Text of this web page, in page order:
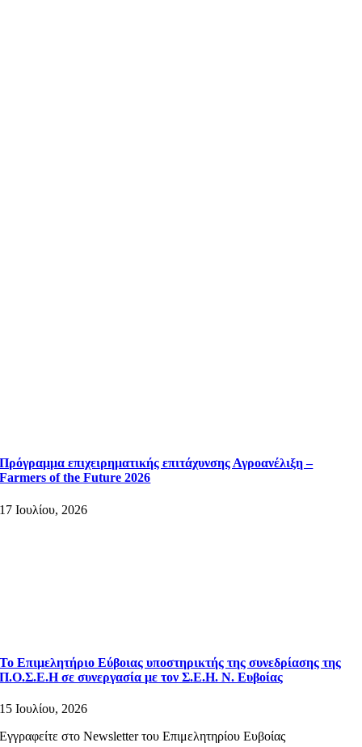
Πρόγραμμα επιχειρηματικής επιτάχυνσης Αγροανέλιξη –
Farmers of the Future 2026
17 Ιουλίου, 2026
Το Επιμελητήριο Εύβοιας υποστηρικτής της συνεδρίασης της
Π.Ο.Σ.Ε.Η σε συνεργασία με τον Σ.Ε.Η. Ν. Ευβοίας
15 Ιουλίου, 2026
Εγγραφείτε στο Newsletter του Επιμελητηρίου Ευβοίας